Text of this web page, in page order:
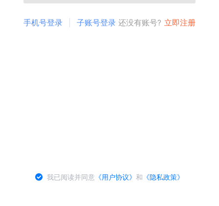
手机号登录 子账号登录 还没有账号? 立即注册
我已阅读并同意 《用户协议》和 《隐私政策》